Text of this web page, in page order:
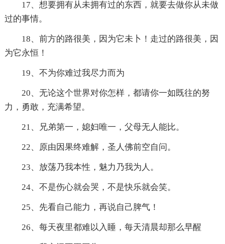
17、想要拥有从未拥有过的东西，就要去做你从未做
过的事情。
18、前方的路很美，因为它未卜！走过的路很美，因
为它永恒！
19、不为你难过我尽力而为
20、无论这个世界对你怎样，都请你一如既往的努
力，勇敢，充满希望。
21、兄弟第一，媳妇唯一，父母无人能比。
22、原由因果终难解，圣人佛前空自问。
23、放荡乃我本性，魅力乃我为人。
24、不是伤心就会哭，不是快乐就会笑。
25、先看自己能力，再说自己脾气！
26、每天夜里都难以入睡，每天清晨却那么早醒